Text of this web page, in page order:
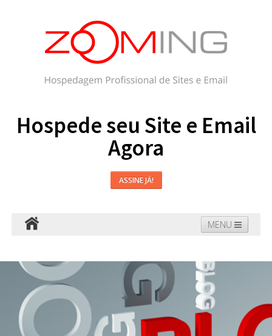
Hospede seu Site e Email
Agora
ASSINE JÁ!
MENU
Domínios Blog Suporte